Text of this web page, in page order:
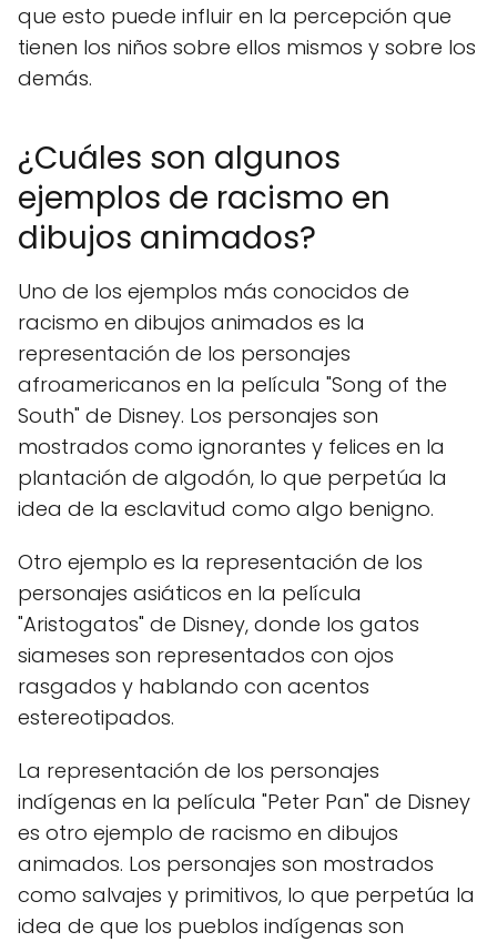
que esto puede influir en la percepción que
tienen los niños sobre ellos mismos y sobre los
demás.
¿Cuáles son algunos
ejemplos de racismo en
dibujos animados?
Uno de los ejemplos más conocidos de
racismo en dibujos animados es la
representación de los personajes
afroamericanos en la película "Song of the
South" de Disney. Los personajes son
mostrados como ignorantes y felices en la
plantación de algodón, lo que perpetúa la
idea de la esclavitud como algo benigno.
Otro ejemplo es la representación de los
personajes asiáticos en la película
"Aristogatos" de Disney, donde los gatos
siameses son representados con ojos
rasgados y hablando con acentos
estereotipados.
La representación de los personajes
indígenas en la película "Peter Pan" de Disney
es otro ejemplo de racismo en dibujos
animados. Los personajes son mostrados
como salvajes y primitivos, lo que perpetúa la
idea de que los pueblos indígenas son